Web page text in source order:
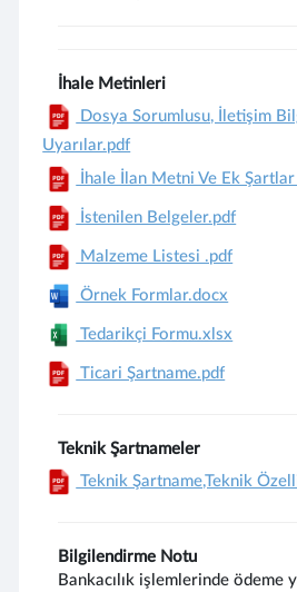
İhale Metinleri
Dosya Sorumlusu, İletişim
Uyarılar.pdf
İhale İlan Metni Ve Ek
İstenilen Belgeler.pdf
Malzeme Listesi .pdf
Örnek Formlar.docx
Tedarikçi Formu.xlsx
Ticari Şartname.pdf
Teknik Şartnameler
Teknik Şartname,Teknik
Bilgilendirme Notu
Bankacılık işlemlerinde ödeme